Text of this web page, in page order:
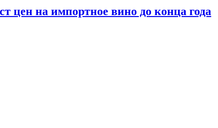
цен на импортное вино до конца года